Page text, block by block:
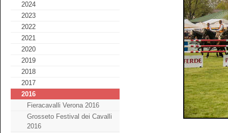
2024
2023
2022
2021
2020
2019
2018
2017
2016
Fieracavalli Verona 2016
Grosseto Festival dei Cavalli
2016